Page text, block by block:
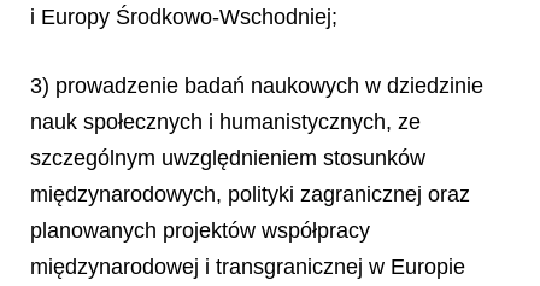
i Europy Środkowo-Wschodniej;
3) prowadzenie badań naukowych w dziedzinie
nauk społecznych i humanistycznych, ze
szczególnym uwzględnieniem stosunków
międzynarodowych, polityki zagranicznej oraz
planowanych projektów współpracy
międzynarodowej i transgranicznej w Europie